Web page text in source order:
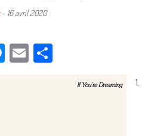
- 16 avril 2020
Messenger
EmailPartager
1.